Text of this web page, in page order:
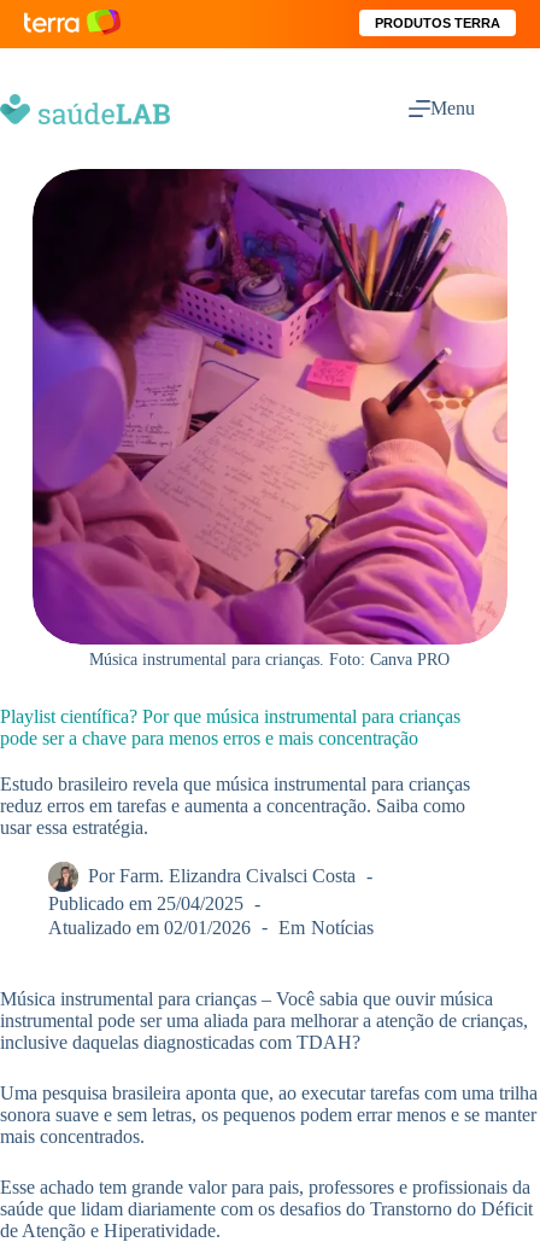
PRODUTOS TERRA
Menu
Música instrumental para crianças. Foto: Canva PRO
Playlist científica? Por que música instrumental para crianças
pode ser a chave para menos erros e mais concentração
Estudo brasileiro revela que música instrumental para crianças
reduz erros em tarefas e aumenta a concentração. Saiba como
usar essa estratégia.
Por Farm. Elizandra Civalsci Costa
Publicado em 25/04/2025
Atualizado em 02/01/2026 Em Notícias
Música instrumental para crianças – Você sabia que ouvir música
instrumental pode ser uma aliada para melhorar a atenção de crianças,
inclusive daquelas diagnosticadas com TDAH?
Uma pesquisa brasileira aponta que, ao executar tarefas com uma trilha
sonora suave e sem letras, os pequenos podem errar menos e se manter
mais concentrados.
Esse achado tem grande valor para pais, professores e profissionais da
saúde que lidam diariamente com os desafios do Transtorno do Déficit
de Atenção e Hiperatividade.